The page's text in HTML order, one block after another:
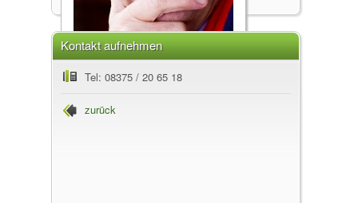
WolfsPfade - Beratung und Coaching
Begleitung - Mit Entschlossenheit dem
Kontakt aufnehmen
Tel: 08375 / 20 65 18
zurück